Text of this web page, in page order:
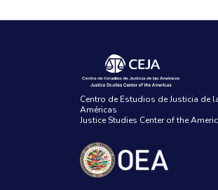
Centro de Estudios de Justicia de
Américas
Justice Studies Center of the